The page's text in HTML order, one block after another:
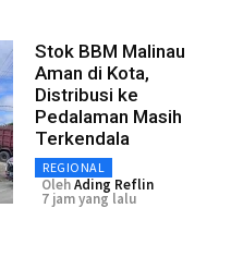
Stok BBM Malinau
Aman di Kota,
Distribusi ke
Pedalaman Masih
Terkendala
REGIONAL
OlehAding Reflin
7 jam yang lalu